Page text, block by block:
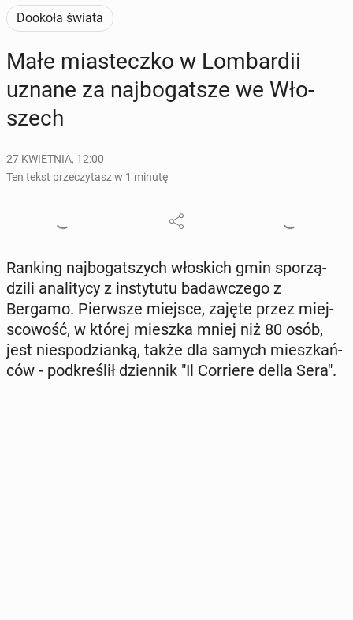
Dookoła świata
Małe mia­stecz­ko w Lom­bar­dii
uznane za naj­bo­gat­sze we Wło­
szech
27 KWIETNIA, 12:00
Ten tekst przeczytasz w 1 minutę
Ranking naj­bo­gat­szych wło­skich gmin spo­rzą­
dzi­li ana­li­ty­cy z in­sty­tu­tu ba­daw­cze­go z
Bergamo. Pierw­sze miejsce, zajęte przez miej­
sco­wość, w której mieszka mniej niż 80 osób,
jest nie­spo­dzian­ką, także dla samych miesz­kań­
ców - pod­kre­ślił dzien­nik "Il Cor­rie­re della Sera".